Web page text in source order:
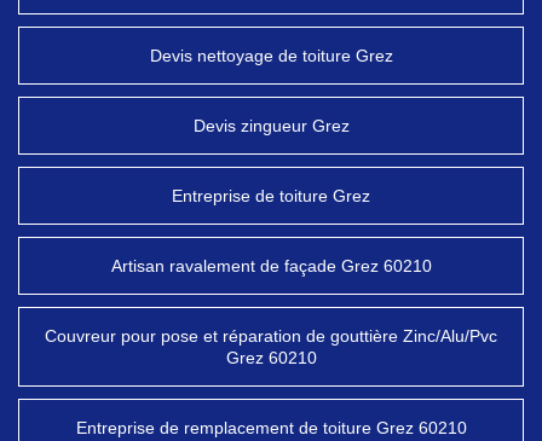
Devis nettoyage de toiture Grez
Devis zingueur Grez
Entreprise de toiture Grez
Artisan ravalement de façade Grez 60210
Couvreur pour pose et réparation de gouttière Zinc/Alu/Pvc
Grez 60210
Entreprise de remplacement de toiture Grez 60210